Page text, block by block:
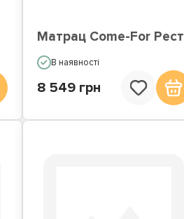
Матрац Come-For Рест
В наявності
8 549 грн